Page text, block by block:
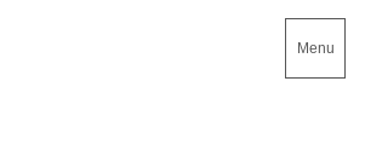
Menu